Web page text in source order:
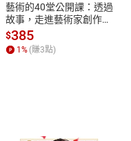
藝術的40堂公開課：透過
故事，走進藝術家創作現
場，看藝術如何誕生、如
何形塑人類生活【電子
書】
$385
1 % (賺3點)